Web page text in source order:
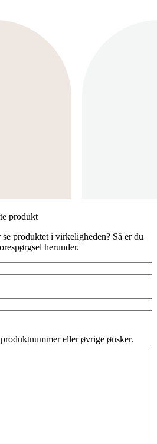
produkt
produktet i virkeligheden? Så er du
herunder.
eller øvrige ønsker.